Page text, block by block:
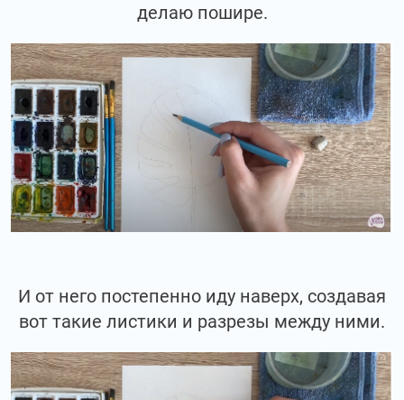
делаю пошире.
И от него постепенно иду наверх, создавая
вот такие листики и разрезы между ними.